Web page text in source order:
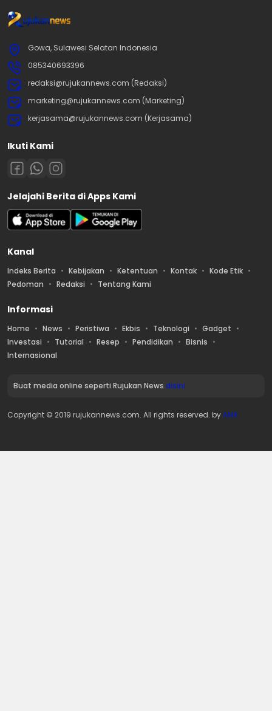
Gowa, Sulawesi Selatan Indonesia
085340693396
redaksi@rujukannews.com (Redaksi)
marketing@rujukannews.com (Marketing)
kerjasama@rujukannews.com (Kerjasama)
Ikuti Kami
Jelajahi Berita di Apps Kami
Kanal
Indeks Berita Kebijakan Ketentuan Kontak
Kode Etik
Pedoman
Redaksi Tentang Kami
Informasi
Home News Peristiwa Ekbis Teknologi
Gadget
Investasi
Tutorial Resep Pendidikan
Bisnis
Internasional
Buat media online seperti Rujukan News disini
Copyright © 2019 rujukannews.com. All rights reserved. byAMK